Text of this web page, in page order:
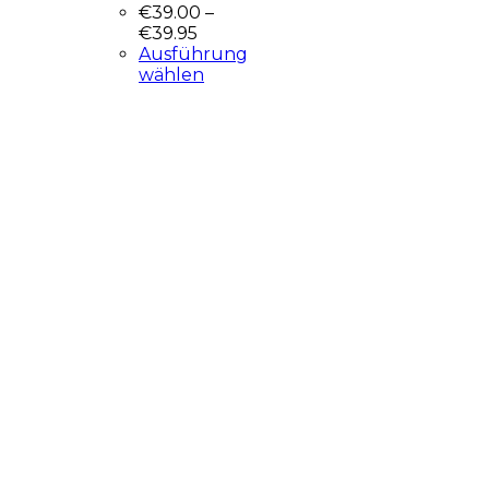
€39.00 –
€39.95
Ausführung
wählen